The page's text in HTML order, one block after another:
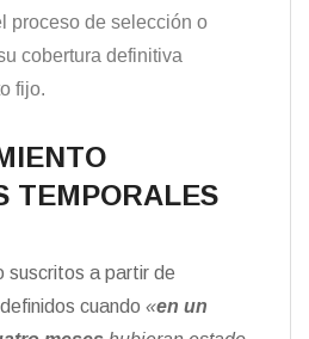
proceso de selección o
cobertura definitiva
fijo.
TEMPORALES
suscritos a partir de
cuando «en un